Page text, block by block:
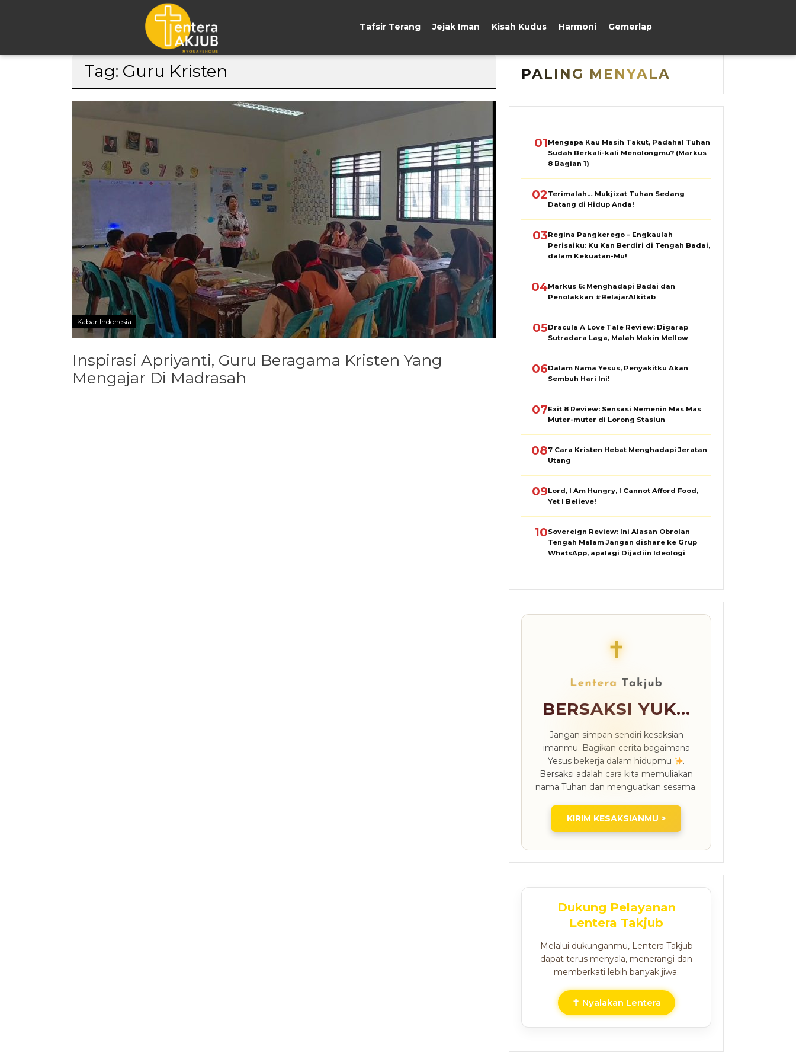
Tafsir Terang Jejak Iman Kisah Kudus Harmoni Gemerlap
Lompat
Tag: Guru Kristen
Kabar Indonesia
Inspirasi Apriyanti, Guru Beragama Kristen Yang
Mengajar Di Madrasah
PALING MENYALA
01Mengapa Kau Masih Takut, Padahal Tuhan
Sudah Berkali-kali Menolongmu? (Markus
8 Bagian 1)
02Terimalah… Mukjizat Tuhan Sedang
Datang di Hidup Anda!
03Regina Pangkerego – Engkaulah
Perisaiku: Ku Kan Berdiri di Tengah Badai,
dalam Kekuatan-Mu!
04Markus 6: Menghadapi Badai dan
Penolakkan #BelajarAlkitab
05Dracula A Love Tale Review: Digarap
Sutradara Laga, Malah Makin Mellow
06Dalam Nama Yesus, Penyakitku Akan
Sembuh Hari Ini!
07Exit 8 Review: Sensasi Nemenin Mas Mas
Muter-muter di Lorong Stasiun
087 Cara Kristen Hebat Menghadapi Jeratan
Utang
09Lord, I Am Hungry, I Cannot Afford Food,
Yet I Believe!
10Sovereign Review: Ini Alasan Obrolan
Tengah Malam Jangan dishare ke Grup
WhatsApp, apalagi Dijadiin Ideologi
✝
BERSAKSI YUK...
Jangan simpan sendiri kesaksian
imanmu. Bagikan cerita bagaimana
Yesus bekerja dalam hidupmu
.
Bersaksi adalah cara kita memuliakan
nama Tuhan dan menguatkan sesama.
KIRIM KESAKSIANMU >
Dukung Pelayanan
Lentera Takjub
Melalui dukunganmu, Lentera Takjub
dapat terus menyala, menerangi dan
memberkati lebih banyak jiwa.
✝ Nyalakan Lentera